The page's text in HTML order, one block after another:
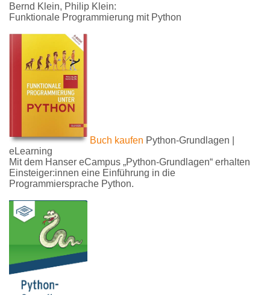
Bernd Klein, Philip Klein:
Funktionale Programmierung mit Python
Buch kaufen Python-Grundlagen |
eLearning
Mit dem Hanser eCampus „Python-Grundlagen“ erhalten
Einsteiger:innen eine Einführung in die
Programmiersprache Python.